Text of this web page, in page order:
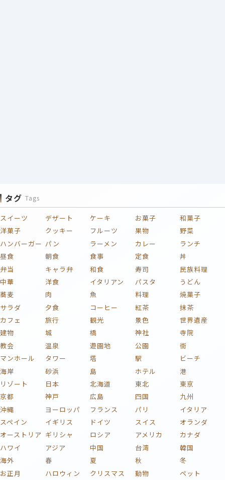
タグ Tags
スイーツ デザート ケーキ お菓子
和菓子
洋菓子
クッキー フルーツ 果物
野菜
ハンバーガー パン ラーメン カレー
ランチ
昼食
朝食 食事 定食
丼
弁当
キャラ弁 和食 寿司
民族料理
中華
洋食 イタリアン パスタ
うどん
蕎麦
肉 魚 料理
焼菓子
サラダ
夕食 コーヒー 紅茶
抹茶
カフェ
旅行 観光 景色
世界遺産
建物
城 橋 神社
寺院
教会
温泉 遊園地 公園
街
マンホール
タワー 塔 駅
ビーチ
海岸
砂浜 島 ホテル
港
リゾート
日本 北海道 東北
東京
京都
神戸 広島 四国
九州
沖縄
ヨーロッパ フランス パリ
イタリア
スペイン
イギリス ドイツ スイス
オランダ
オーストリア ギリシャ ロシア アメリカ
カナダ
ハワイ
アジア 中国 台湾
韓国
海外
春 夏 秋
冬
お正月
ハロウィン クリスマス 動物
ペット